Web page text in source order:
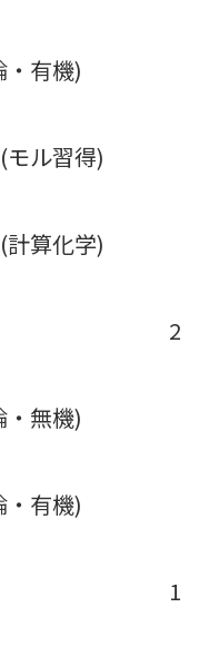
理論・有機)
(モル習得)
(計算化学)
ル化学 2
・無機)
・有機)
ル物理 1